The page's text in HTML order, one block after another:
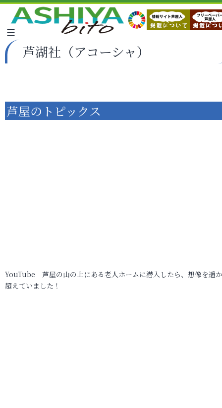
芦湖社（アコーシャ）
芦屋のトピックス
YouTube 芦屋の山の上にある老人ホームに潜入したら、想像を遥
超えていました！